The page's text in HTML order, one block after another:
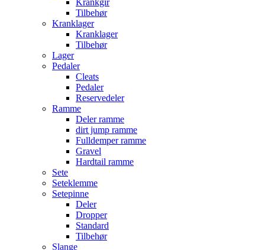
Krankgir
Tilbehør
Kranklager
Kranklager
Tilbehør
Lager
Pedaler
Cleats
Pedaler
Reservedeler
Ramme
Deler ramme
dirt jump ramme
Fulldemper ramme
Gravel
Hardtail ramme
Sete
Seteklemme
Setepinne
Deler
Dropper
Standard
Tilbehør
Slange